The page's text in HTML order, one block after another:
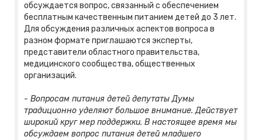
обсуждается вопрос, связанный с обеспечением
бесплатным качественным питанием детей до 3 лет.
Для обсуждения различных аспектов вопроса в
разном формате приглашаются эксперты,
представители областного правительства,
медицинского сообщества, общественных
организаций.
- Вопросам питания детей депутаты Думы
традиционно уделяют большое внимание. Действует
широкий круг мер поддержки. В настоящее время мы
обсуждаем вопрос питания детей младшего